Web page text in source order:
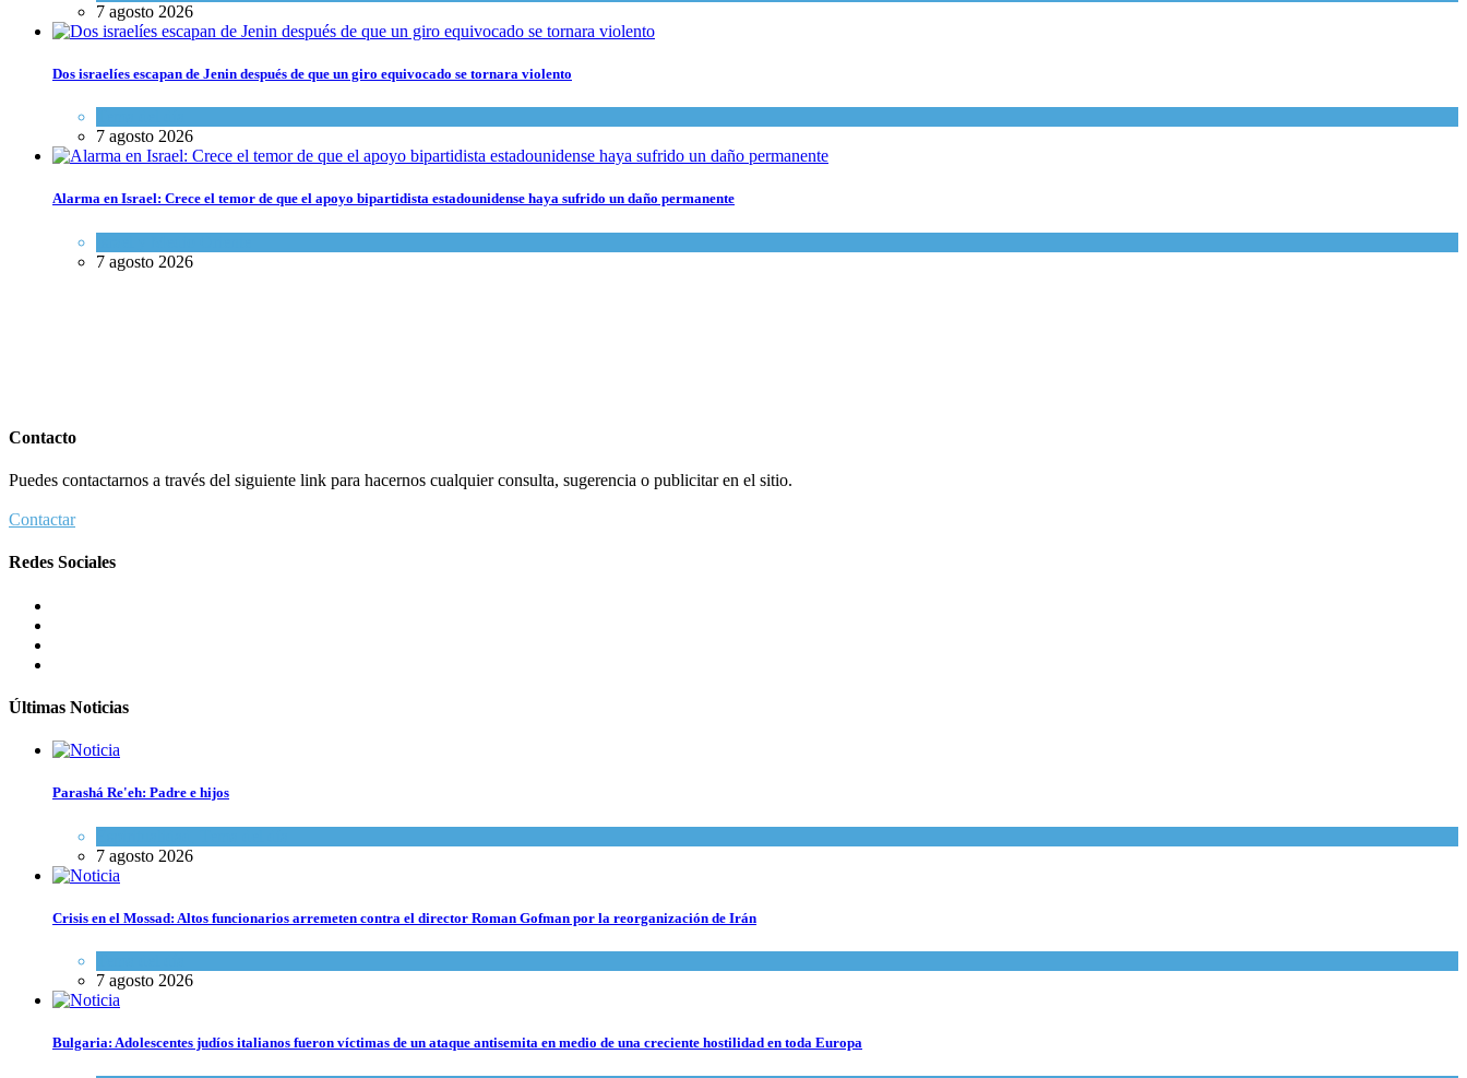
7 agosto 2026
Dos israelíes escapan de Jenin después de que un giro equivocado se tornara violento
7 agosto 2026
Alarma en Israel: Crece el temor de que el apoyo bipartidista estadounidense haya sufrido un daño permanente
7 agosto 2026
Contacto
Puedes contactarnos a través del siguiente link para hacernos cualquier consulta, sugerencia o publicitar en el sitio.
Contactar
Redes Sociales
Últimas Noticias
Parashá Re'eh: Padre e hijos
7 agosto 2026
Crisis en el Mossad: Altos funcionarios arremeten contra el director Roman Gofman por la reorganización de Irán
7 agosto 2026
Bulgaria: Adolescentes judíos italianos fueron víctimas de un ataque antisemita en medio de una creciente hostilidad en toda Europa